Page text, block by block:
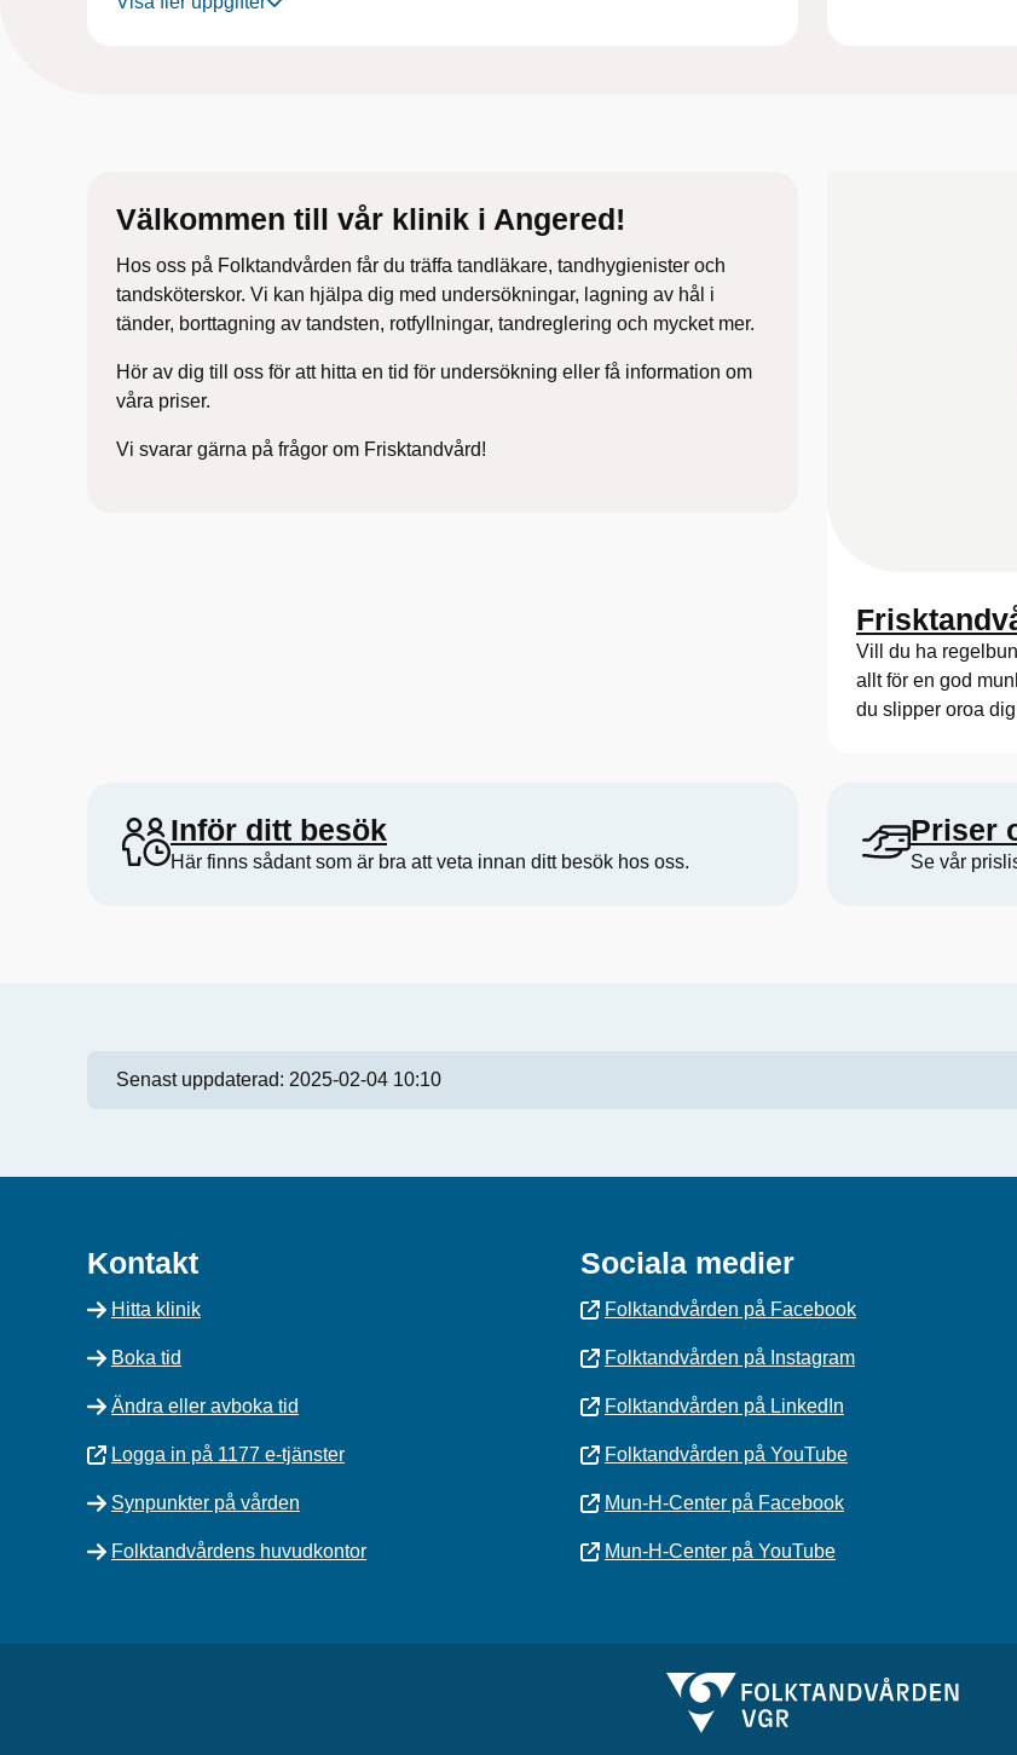
Välkommen till vår klinik i Angered!
Hos oss på Folktandvården får du träffa tandläkare, tandhygienister och
tandsköterskor. Vi kan hjälpa dig med undersökningar, lagning av hål i
tänder, borttagning av tandsten, rotfyllningar, tandreglering och mycket mer.
Hör av dig till oss för att hitta en tid för undersökning eller få information om
våra priser.
Vi svarar gärna på frågor om Frisktandvård!
Vill du ha
allt för en god
du slipper oroa
Inför ditt besök
Här finns sådant som är bra att veta innan ditt besök hos oss.
Priser
Se vår
Senast uppdaterad: 2025-02-04 10:10
Kontakt
Hitta klinik
Boka tid
Ändra eller avboka tid
Logga in på 1177 e-tjänster
Synpunkter på vården
Folktandvårdens huvudkontor
Sociala medier
Folktandvården på Facebook
Folktandvården på Instagram
Folktandvården på LinkedIn
Folktandvården på YouTube
Mun-H-Center på Facebook
Mun-H-Center på YouTube